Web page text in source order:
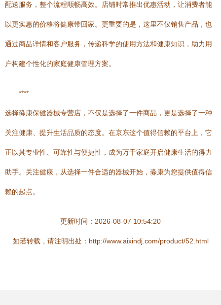
配送服务，整个流程顺畅高效。店铺时常推出优惠活动，让消费者能
以更实惠的价格将健康带回家。更重要的是，这里不仅销售产品，也
通过商品详情和客户服务，传递科学的使用方法和健康知识，助力用
户构建个性化的家庭健康管理方案。
****
选择淼康保健器械专营店，不仅是选择了一件商品，更是选择了一种
关注健康、提升生活品质的态度。在京东这个值得信赖的平台上，它
正以其专业性、可靠性与便捷性，成为万千家庭开启健康生活的得力
助手。关注健康，从选择一件合适的器械开始，淼康为您提供值得信
赖的起点。
更新时间：2026-08-07 10:54:20
如若转载，请注明出处：http://www.aixindj.com/product/52.html